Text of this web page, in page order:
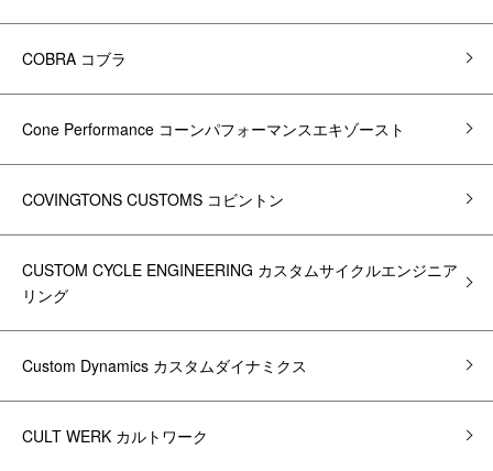
COBRA コブラ
Cone Performance コーンパフォーマンスエキゾースト
COVINGTONS CUSTOMS コビントン
CUSTOM CYCLE ENGINEERING カスタムサイクルエンジニア
リング
Custom Dynamics カスタムダイナミクス
CULT WERK カルトワーク